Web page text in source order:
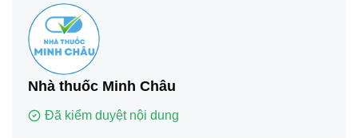
Nhà thuốc Minh Châu
Đã kiểm duyệt nội dung